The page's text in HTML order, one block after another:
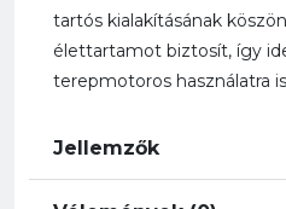
tartós kialakításának
élettartamot biztosít, így
terepmotoros használatra
Jellemzők